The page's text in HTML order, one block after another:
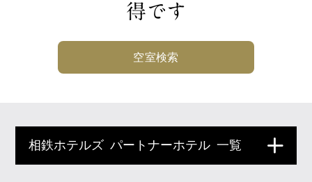
得です
空室検索
相鉄ホテルズ パートナーホテル 一覧